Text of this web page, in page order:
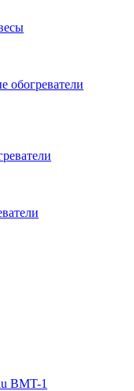
обогреватели
BMT-1